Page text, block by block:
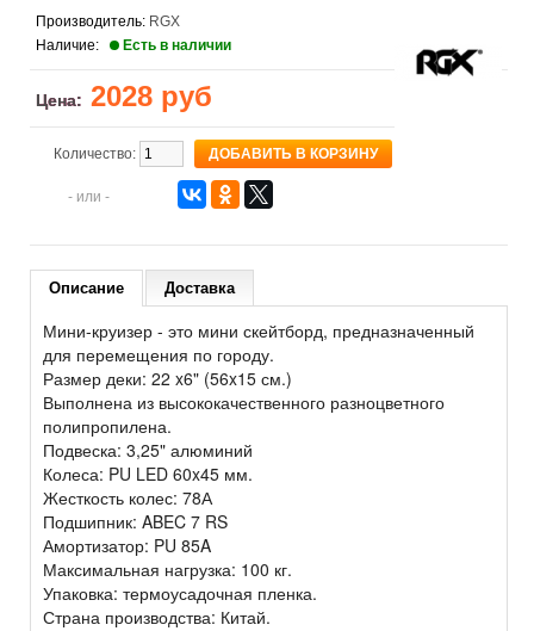
Производитель: RGX
Наличие:
Есть в наличии
Цена: 2028 руб
Количество:
- или -
Описание Доставка
Мини-круизер - это мини скейтборд, предназначенный
для перемещения по городу.
Размер деки: 22 x6" (56x15 см.)
Выполнена из высококачественного разноцветного
полипропилена.
Подвеска: 3,25" алюминий
Колеса: PU LED 60x45 мм.
Жесткость колес: 78А
Подшипник: ABEC 7 RS
Амортизатор: PU 85A
Максимальная нагрузка: 100 кг.
Упаковка: термоусадочная пленка.
Страна производства: Китай.